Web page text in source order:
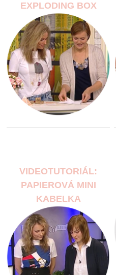
EXPLODING BOX
VIDEOTUTORIÁL:
PAPIEROVÁ MINI
KABELKA